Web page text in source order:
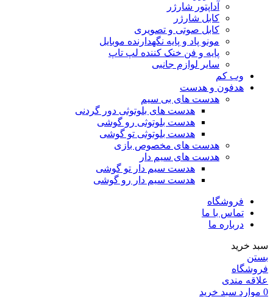
آداپتور شارژر
کابل شارژر
کابل صوتی و تصویری
مونو پاد و پایه نگهدارنده موبایل
پایه و فن خنک کننده لپ تاپ
سایر لوازم جانبی
وب کم
هدفون و هدست
هدست های بی سیم
هدست های بلوتوثی دور گردنی
هدست بلوتوثی رو گوشی
هدست بلوتوثی تو گوشی
هدست های مخصوص بازی
هدست های سیم دار
هدست سیم دار تو گوشی
هدست سیم دار رو گوشی
فروشگاه
تماس با ما
درباره ما
سبد خرید
بستن
فروشگاه
علاقه مندی
0 موارد سبد خرید